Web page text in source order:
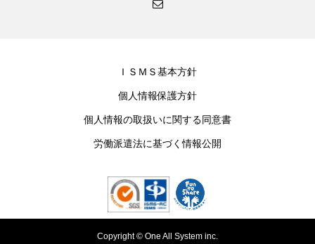
ＩＳＭＳ基本方針
個人情報保護方針
個人情報の取扱いに関する同意書
労働派遣法に基づく情報公開
Copyright © One All System inc.